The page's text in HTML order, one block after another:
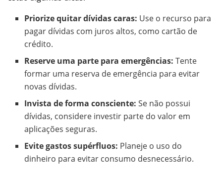
Priorize quitar dívidas caras: Use o recurso para
pagar dívidas com juros altos, como cartão de
crédito.
Reserve uma parte para emergências: Tente
formar uma reserva de emergência para evitar
novas dívidas.
Invista de forma consciente: Se não possui
dívidas, considere investir parte do valor em
aplicações seguras.
Evite gastos supérfluos: Planeje o uso do
dinheiro para evitar consumo desnecessário.